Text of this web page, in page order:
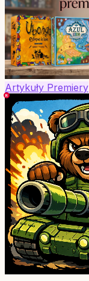
Artykuły Premiery